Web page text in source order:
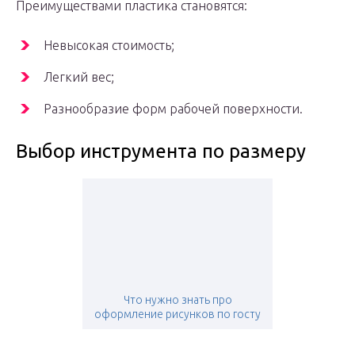
Преимуществами пластика становятся:
Невысокая стоимость;
Легкий вес;
Разнообразие форм рабочей поверхности.
Выбор инструмента по размеру
Что нужно знать про
оформление рисунков по госту